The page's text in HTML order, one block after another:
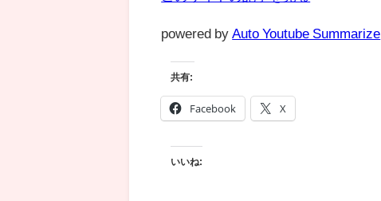
powered by Auto Youtube Summarize
共有:
Facebook X
いいね: